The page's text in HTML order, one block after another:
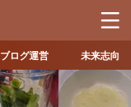
ブログ運営 未来志向